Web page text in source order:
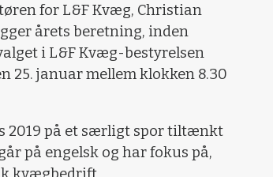
for L&F Kvæg, Christian
årets beretning, inden
i L&F Kvæg-bestyrelsen
25. januar mellem klokken 8.30
2019 på et særligt spor tiltænkt
på engelsk og har fokus på,
kvægbedrift.